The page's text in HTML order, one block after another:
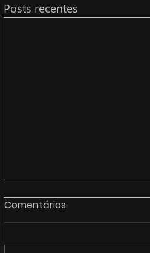
Posts recentes
Comentários